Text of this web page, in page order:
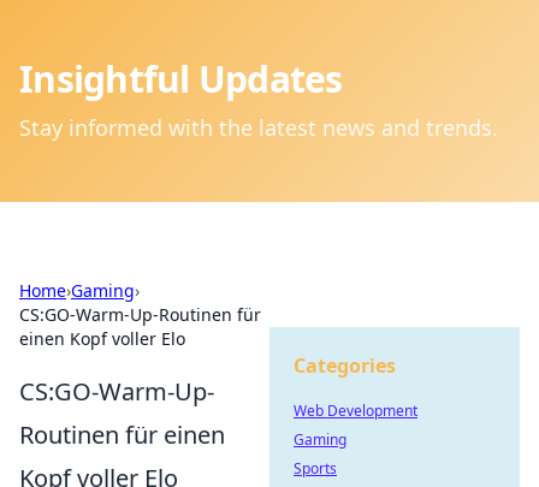
Insightful Updates
Stay informed with the latest news and trends.
Home›Gaming›
CS:GO-Warm-Up-Routinen für
einen Kopf voller Elo
CS:GO-Warm-Up-
Routinen für einen
Kopf voller Elo
Categories
Web Development
Gaming
Sports